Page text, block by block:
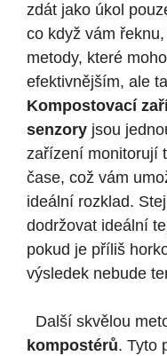
zdát jako ⁢úkol
co když vám
metody, které
efektivnějším, ale
Kompostovací
senzory jsou
zařízení monitorují
čase, což vám
ideální ⁢rozklad.
dodržovat ideální
pokud je příliš
výsledek nebude
Další skvělou
kompostérů.‍ Tyto‌